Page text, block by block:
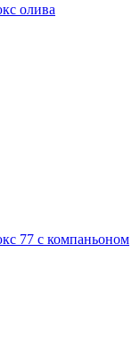
олива
77 с компаньоном